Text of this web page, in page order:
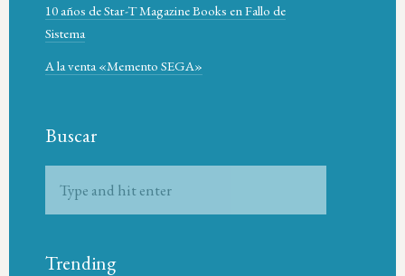
10 años de Star-T Magazine Books en Fallo de
Sistema
A la venta «Memento SEGA»
Buscar
Trending